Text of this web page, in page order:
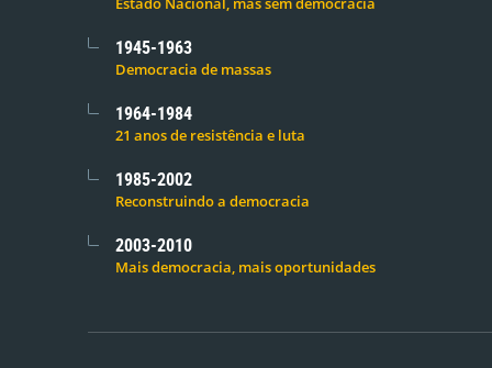
1945-1963
Democracia de massas
1964-1984
21 anos de resistência e luta
1985-2002
Reconstruindo a democracia
2003-2010
Mais democracia, mais oportunidades